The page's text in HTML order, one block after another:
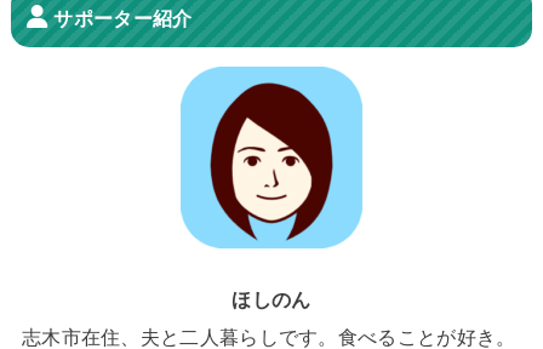
サポーター紹介
ほしのん
志木市在住、夫と二人暮らしです。食べることが好き。